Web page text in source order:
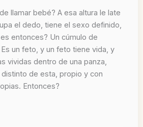
llamar bebé? A esa altura le late
el dedo, tiene el sexo definido,
entonces? Un cúmulo de
un feto, y un feto tiene vida, y
vividas dentro de una panza,
de esta, propio y con
Entonces?